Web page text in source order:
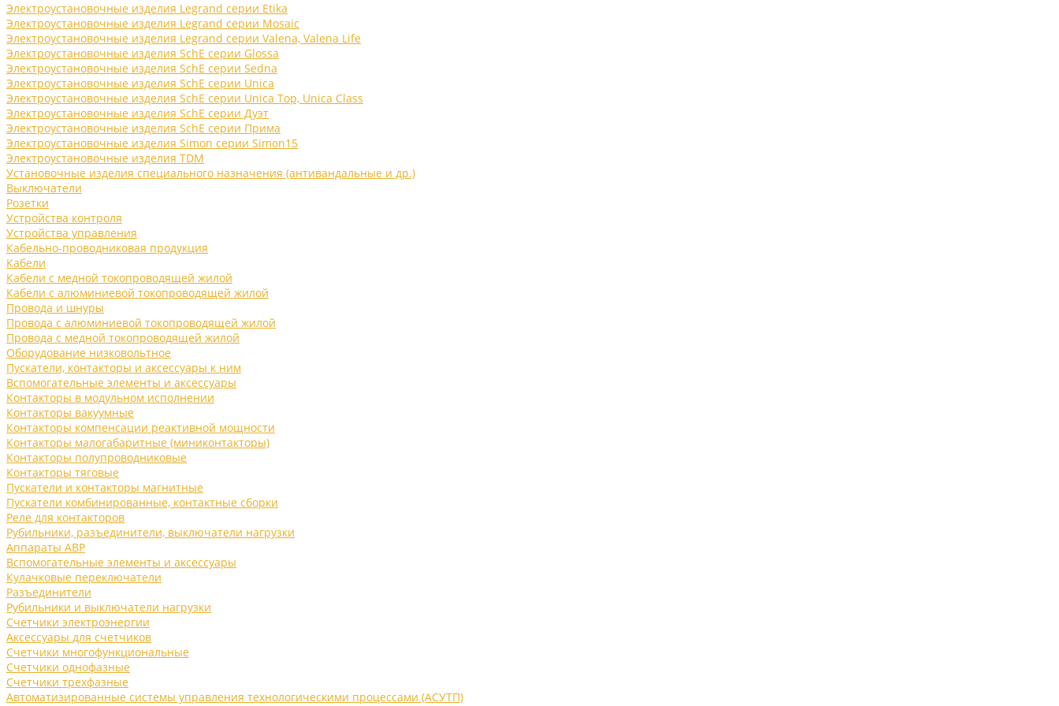
Электроустановочные изделия Legrand серии Etika
Электроустановочные изделия Legrand серии Mosaic
Электроустановочные изделия Legrand серии Valena, Valena Life
Электроустановочные изделия SchE серии Glossa
Электроустановочные изделия SchE серии Sedna
Электроустановочные изделия SchE серии Unica
Электроустановочные изделия SchE серии Unica Top, Unica Class
Электроустановочные изделия SchE серии Дуэт
Электроустановочные изделия SchE серии Прима
Электроустановочные изделия Simon серии Simon15
Электроустановочные изделия TDM
Установочные изделия специального назначения (антивандальные и др.)
Выключатели
Розетки
Устройства контроля
Устройства управления
Кабельно-проводниковая продукция
Кабели
Кабели с медной токопроводящей жилой
Кабели с алюминиевой токопроводящей жилой
Провода и шнуры
Провода с алюминиевой токопроводящей жилой
Провода с медной токопроводящей жилой
Оборудование низковольтное
Пускатели, контакторы и аксессуары к ним
Вспомогательные элементы и аксессуары
Контакторы в модульном исполнении
Контакторы вакуумные
Контакторы компенсации реактивной мощности
Контакторы малогабаритные (миниконтакторы)
Контакторы полупроводниковые
Контакторы тяговые
Пускатели и контакторы магнитные
Пускатели комбинированные, контактные сборки
Реле для контакторов
Рубильники, разъединители, выключатели нагрузки
Аппараты АВР
Вспомогательные элементы и аксессуары
Кулачковые переключатели
Разъединители
Рубильники и выключатели нагрузки
Счетчики электроэнергии
Аксессуары для счетчиков
Счетчики многофункциональные
Счетчики однофазные
Счетчики трехфазные
Автоматизированные системы управления технологическими процессами (АСУТП)